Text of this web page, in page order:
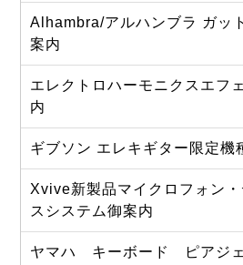
Alhambra/アルハンブラ ガッ
案内
エレクトロハーモニクスエフ
内
ギブソン エレキギター限定機
Xvive新製品マイクロフォン
スシステム御案内
ヤマハ キーボード ピアジ